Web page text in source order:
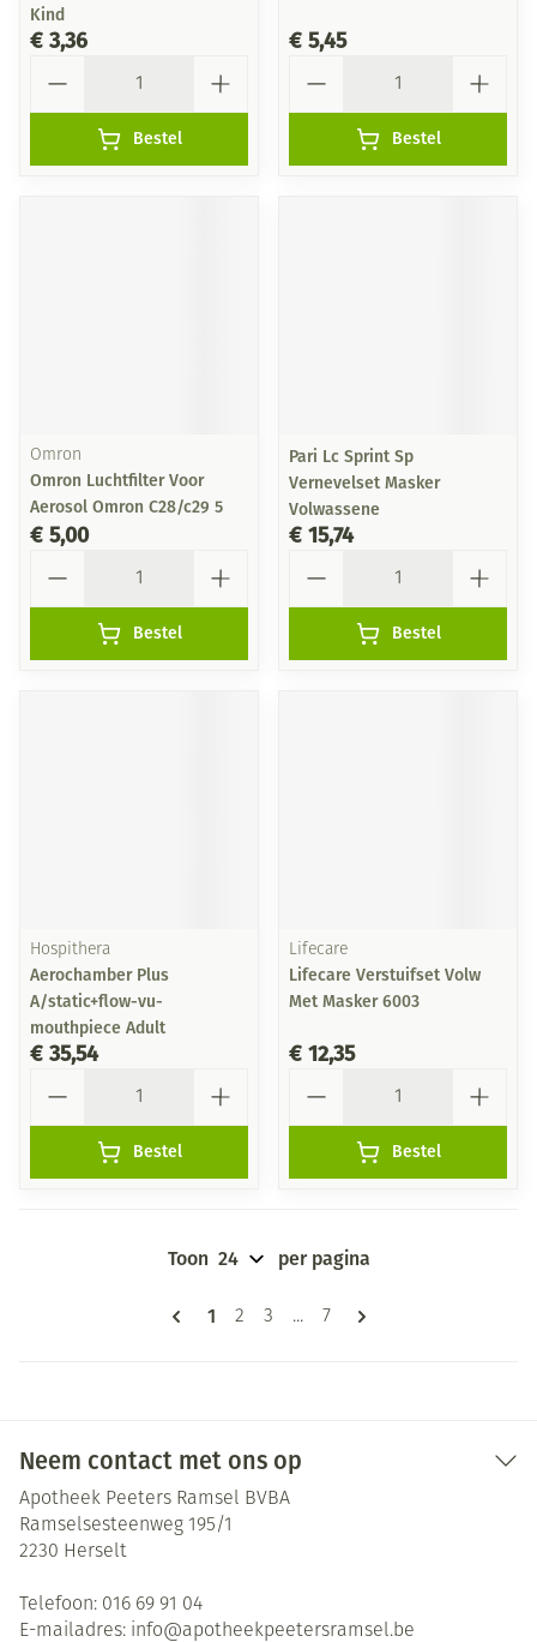
Kind
€ 3,36
Bestel
€ 5,45
Bestel
Omron
Omron Luchtfilter Voor
Aerosol Omron C28/c29 5
€ 5,00
Bestel
Pari Lc Sprint Sp
Vernevelset Masker
Volwassene
€ 15,74
Bestel
Hospithera
Aerochamber Plus
A/static+flow-vu-
mouthpiece Adult
€ 35,54
Bestel
Lifecare
Lifecare Verstuifset Volw
Met Masker 6003
€ 12,35
Bestel
Pagina's
U lees momenteel pagina
1 Pagina
2 Pagina
3 ... Pagina
7
Toon per pagina
Neem contact met ons op
Apotheek Peeters Ramsel BVBA
Ramselsesteenweg 195/1
2230 Herselt
Telefoon: 016 69 91 04
E-mailadres: info@apotheekpeetersramsel.be